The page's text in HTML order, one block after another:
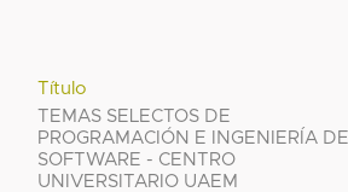
Título
TEMAS SELECTOS DE
PROGRAMACIÓN E INGENIERÍA DE
SOFTWARE - CENTRO
UNIVERSITARIO UAEM